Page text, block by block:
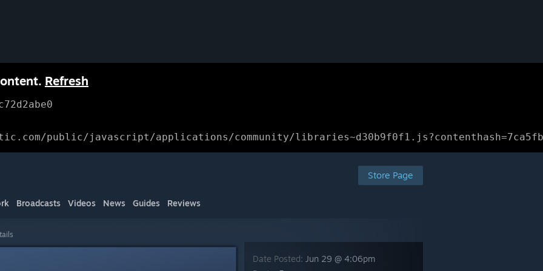
Refresh
public/javascript/applications/community/
Store Page
Broadcasts Videos News Guides Reviews
Date Posted: Jun 29 @ 4:06pm